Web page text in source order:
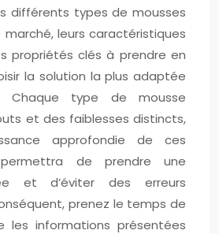
différents types de mousses
marché, leurs caractéristiques
propriétés clés à prendre en
la solution la plus adaptée
Chaque type de mousse
et des faiblesses distincts,
approfondie de ces
de prendre une
et d’éviter des erreurs
prenez le temps de
les informations présentées